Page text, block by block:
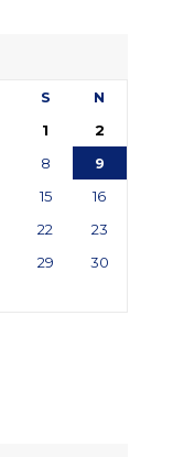
S
N
1
2
8
9
15
16
22
23
29
30